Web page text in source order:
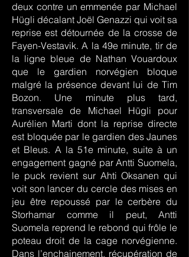
deux contre un emmenée par Michael
Hügli décalant Joël Genazzi qui voit sa
reprise est détournée de la crosse de
Fayen-Vestavik. A la 49e minute, tir de
la ligne bleue de Nathan Vouardoux
que le gardien norvégien bloque
malgré la présence devant lui de Tim
Bozon. Une minute plus tard,
transversale de Michael Hügli pour
Aurélien Marti dont la reprise directe
est bloquée par le gardien des Jaunes
et Bleus. A la 51e minute, suite à un
engagement gagné par Antti Suomela,
le puck revient sur Ahti Oksanen qui
voit son lancer du cercle des mises en
jeu être repoussé par le cerbère du
Storhamar comme il peut, Antti
Suomela reprend le rebond qui frôle le
poteau droit de la cage norvégienne.
Dans l’enchainement, récupération de